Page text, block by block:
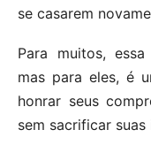
se casarem
Para muitos,
mas para eles, é
honrar seus
sem sacrificar suas